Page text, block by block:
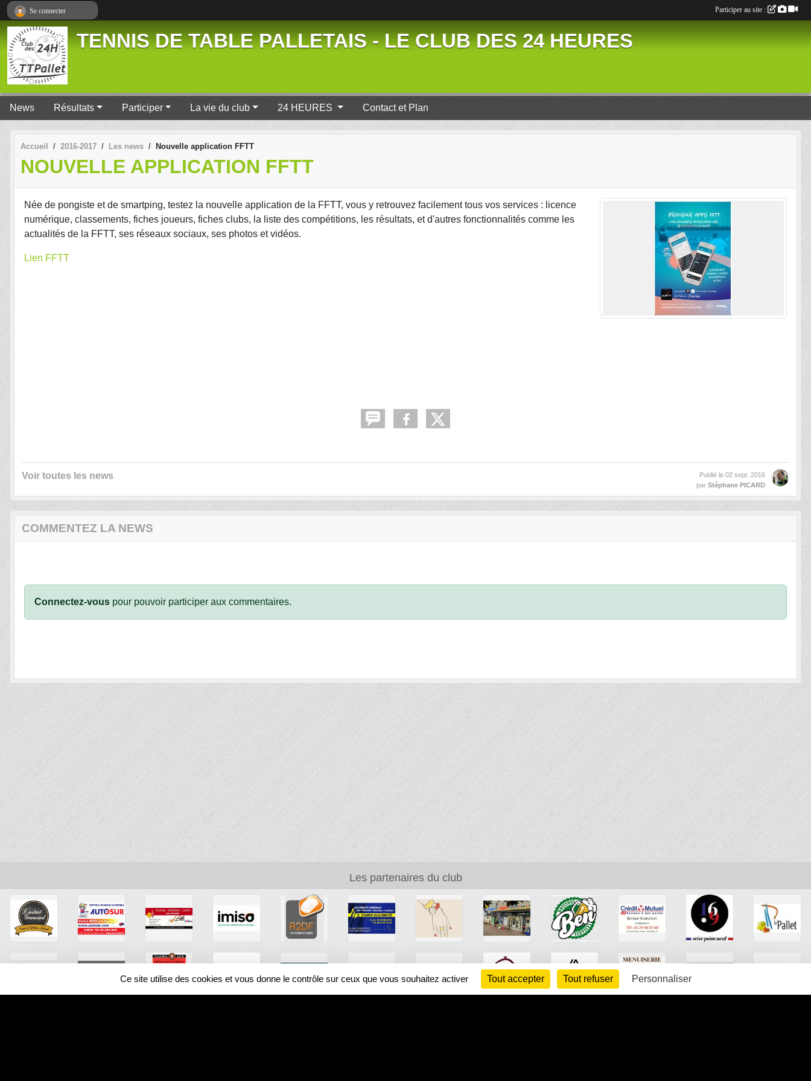
TENNIS DE TABLE PALLETAIS - LE CLUB DES 24 HEURES
News Résultats Participer La vie du club 24 HEURES Contact et Plan
Accueil 2016-2017 Les news Nouvelle application FFTT
NOUVELLE APPLICATION FFTT
Née de pongiste et de smartping, testez la nouvelle application de la FFTT, vous y retrouvez facilement tous vos services : licence
numérique, classements, fiches joueurs, fiches clubs, la liste des compétitions, les résultats, et d'autres fonctionnalités comme les
actualités de la FFTT, ses réseaux sociaux, ses photos et vidéos.
Lien FFTT
Voir toutes les news Publié le 02 sept. 2016
par Stéphane PICARD
COMMENTEZ LA NEWS
Connectez-vous pour pouvoir participer aux commentaires.
Les partenaires du club
Se connecter Participer au site :
Panneau de gestion des cookies
Ce site utilise des cookies et vous donne le contrôle sur ceux que vous souhaitez activer Tout accepter Tout refuser Personnaliser